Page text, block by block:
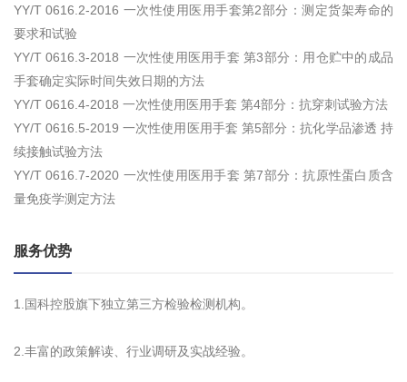
YY/T 0616.2-2016 一次性使用医用手套第2部分：测定货架寿命的
要求和试验
YY/T 0616.3-2018 一次性使用医用手套 第3部分：用仓贮中的成品
手套确定实际时间失效日期的方法
YY/T 0616.4-2018 一次性使用医用手套 第4部分：抗穿刺试验方法
YY/T 0616.5-2019 一次性使用医用手套 第5部分：抗化学品渗透 持
续接触试验方法
YY/T 0616.7-2020 一次性使用医用手套 第7部分：抗原性蛋白质含
量免疫学测定方法
服务优势
1.国科控股旗下独立第三方检验检测机构。
2.丰富的政策解读、行业调研及实战经验。